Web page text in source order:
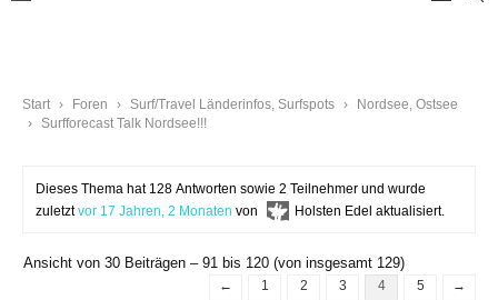
Start › Foren › Surf/Travel Länderinfos, Surfspots ›
Nordsee, Ostsee
›
Surfforecast Talk Nordsee!!!
Dieses Thema hat 128 Antworten sowie 2 Teilnehmer und wurde
zuletztvor 17 Jahren, 2 Monaten von Holsten Edel aktualisiert.
Ansicht von 30 Beiträgen – 91 bis 120 (von insgesamt 129)
← 1 2 3 4 5 →